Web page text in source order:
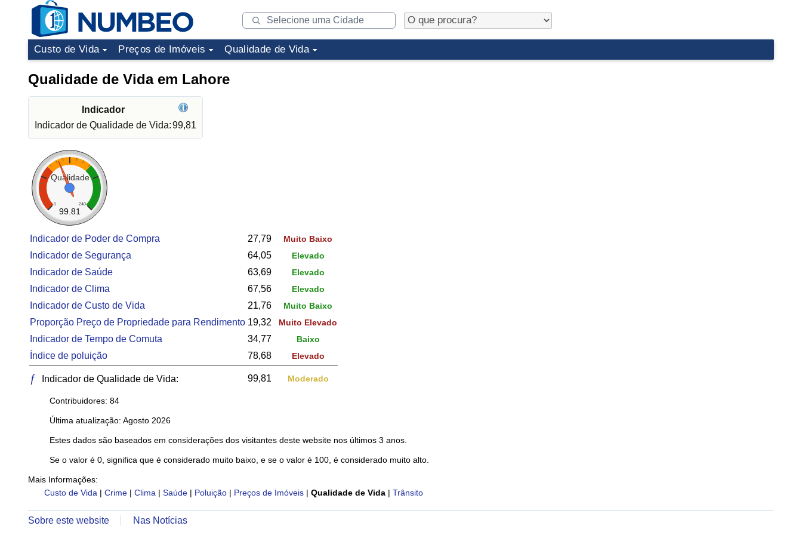
Custo de Vida Preços de Imóveis Qualidade de Vida
Qualidade de Vida em Lahore
Indicador
Indicador de Qualidade de Vida:99,81
Qualidade
0 240
99.81
Indicador de Poder de Compra 27,79 Muito Baixo
Indicador de Segurança 64,05 Elevado
Indicador de Saúde 63,69 Elevado
Indicador de Clima 67,56 Elevado
Indicador de Custo de Vida 21,76 Muito Baixo
Proporção Preço de Propriedade para Rendimento 19,32 Muito Elevado
Indicador de Tempo de Comuta 34,77 Baixo
Índice de poluição 78,68 Elevado
ƒ Indicador de Qualidade de Vida: 99,81 Moderado
Contribuidores: 84
Última atualização: Agosto 2026
Estes dados são baseados em considerações dos visitantes deste website nos últimos 3 anos.
Se o valor é 0, significa que é considerado muito baixo, e se o valor é 100, é considerado muito alto.
Mais Informações:
Custo de Vida | Crime | Clima | Saúde | Poluição | Preços de Imóveis | Qualidade de Vida | Trânsito
Sobre este website Nas Notícias